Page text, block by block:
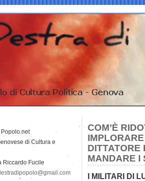
COM’È
DITTATORE
MANDARE I
I MILITARI DI
Popolo.net
di Cultura e
Riccardo Fucile